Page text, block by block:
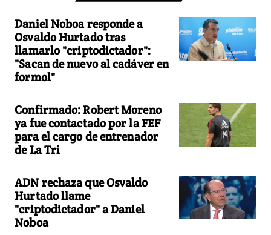
Daniel Noboa responde a
Osvaldo Hurtado tras
llamarlo "criptodictador":
"Sacan de nuevo al cadáver en
formol"
Confirmado: Robert Moreno
ya fue contactado por la FEF
para el cargo de entrenador
de La Tri
ADN rechaza que Osvaldo
Hurtado llame
"criptodictador" a Daniel
Noboa